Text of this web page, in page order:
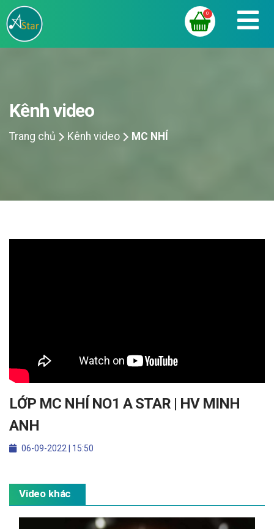
0
Kênh video
Trang chủ Kênh video MC NHÍ
LỚP MC NHÍ NO1 A STAR | HV MINH
ANH
06-09-2022 | 15:50
Video khác